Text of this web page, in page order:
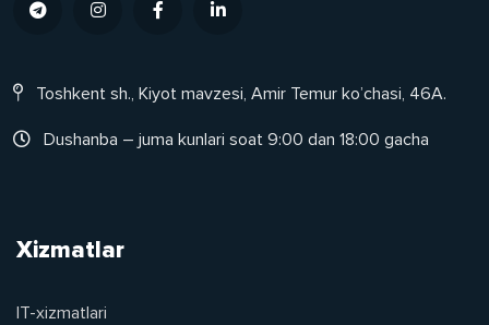
Toshkent sh., Kiyot mavzesi, Amir Temur ko’chasi, 46A.
Dushanba – juma kunlari soat 9:00 dan 18:00 gacha
Xizmatlar
IT-xizmatlari